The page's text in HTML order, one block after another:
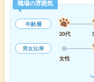
職場の雰囲気
年齢層
20代
男女比率
女性